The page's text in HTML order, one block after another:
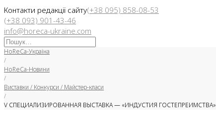
Контакти редакції сайту(+38 095) 858-08-53
(+38 093) 901-43-46
info@horeca-ukraine.com
Искать:
HoReCa-Україна
/
HoReCa-Новини
/
Виставки / Конкурси / Майстер-класи
/
V СПЕЦИАЛИЗИРОВАННАЯ ВЫСТАВКА — «ИНДУСТИЯ ГОСТЕПРЕИМСТВА»